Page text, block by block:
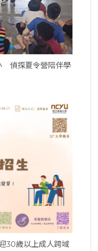
偵探夏令營陪伴學
30歲以上成人跨域